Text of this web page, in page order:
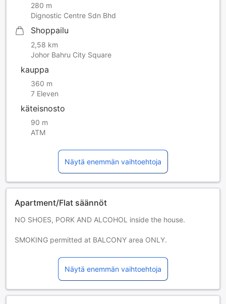
280 m
Dignostic Centre Sdn Bhd
Shoppailu
2,58 km
Johor Bahru City Square
kauppa
360 m
7 Eleven
käteisnosto
90 m
ATM
Näytä enemmän vaihtoehtoja
Apartment/Flat säännöt
NO SHOES, PORK AND ALCOHOL inside the house.
SMOKING permitted at BALCONY area ONLY.
As much as we try to provide best services and
atmosphere to our guest, kindly help us maintain the
tidiness of the house by putting away your rubbish at the
garbage room which is located behind the exit door at Lifts
Näytä enemmän vaihtoehtoja